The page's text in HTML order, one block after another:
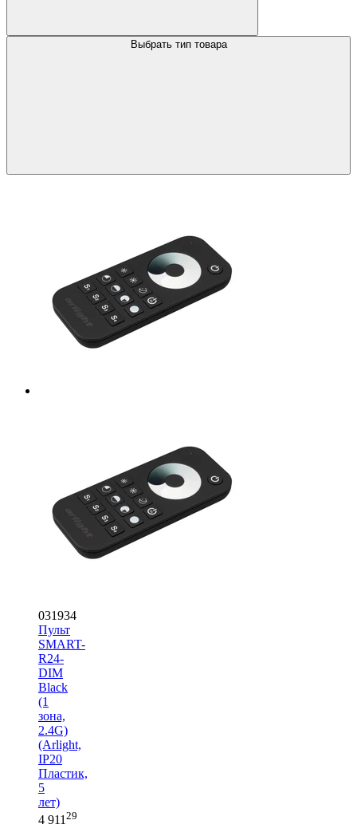
Выбрать тип товара
031934
Пульт
SMART-
R24-
DIM
Black
(1
зона,
2.4G)
(Arlight,
IP20
Пластик,
5
лет)
4 911 29